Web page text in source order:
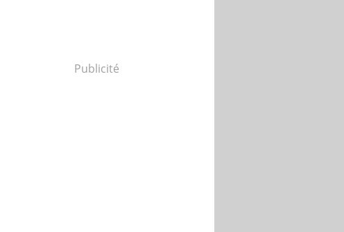
Publicité